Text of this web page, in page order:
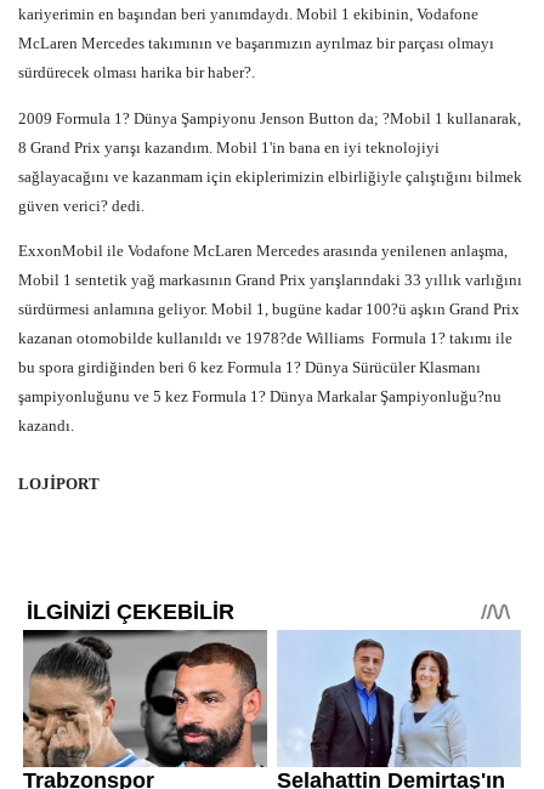
kariyerimin en başından beri yanımdaydı. Mobil 1 ekibinin, Vodafone
McLaren Mercedes takımının ve başarımızın ayrılmaz bir parçası olmayı
sürdürecek olması harika bir haber?.
2009 Formula 1? Dünya Şampiyonu Jenson Button da; ?Mobil 1 kullanarak,
8 Grand Prix yarışı kazandım. Mobil 1'in bana en iyi teknolojiyi
sağlayacağını ve kazanmam için ekiplerimizin elbirliğiyle çalıştığını bilmek
güven verici? dedi.
ExxonMobil ile Vodafone McLaren Mercedes arasında yenilenen anlaşma,
Mobil 1 sentetik yağ markasının Grand Prix yarışlarındaki 33 yıllık varlığını
sürdürmesi anlamına geliyor. Mobil 1, bugüne kadar 100?ü aşkın Grand Prix
kazanan otomobilde kullanıldı ve 1978?de Williams Formula 1? takımı ile
bu spora girdiğinden beri 6 kez Formula 1? Dünya Sürücüler Klasmanı
şampiyonluğunu ve 5 kez Formula 1? Dünya Markalar Şampiyonluğu?nu
kazandı.
LOJİPORT